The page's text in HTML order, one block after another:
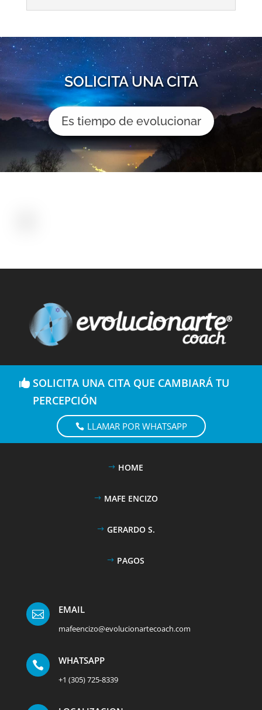
SOLICITA UNA CITA
Es tiempo de evolucionar
SOLICITA UNA CITA QUE CAMBIARÁ TU
PERCEPCIÓN
LLAMAR POR WHATSAPP
HOME
MAFE ENCIZO
GERARDO S.
PAGOS
 EMAIL
mafeencizo@evolucionartecoach.com
 WHATSAPP
+1 (305) 725-8339